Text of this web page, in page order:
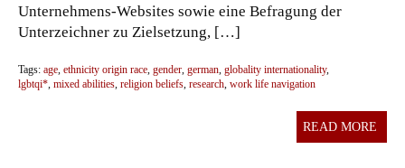
Unternehmens-Websites sowie eine Befragung der
Unterzeichner zu Zielsetzung, […]
Tags: age ethnicity origin race gender german globality internationality,
lgbtqi* mixed abilities religion beliefs research work life navigation
READ MORE